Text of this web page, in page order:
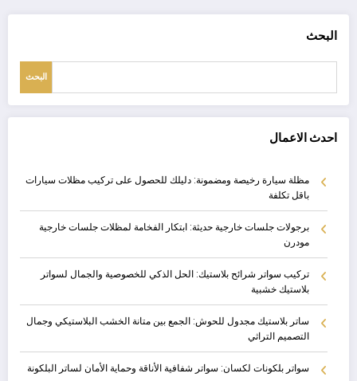
البحث
البحث
احدث الاعمال
مظلة سيارة رخيصة ومضمونة: دليلك للحصول على تركيب مظلات سيارات
باقل تكلفة
برجولات جلسات خارجية حديثة: ابتكار الفخامة لمظلات جلسات خارجية
مودرن
تركيب سواتر شرائح بلاستيك: الحل الذكي للخصوصية والجمال لسواتر
بلاستيك خشبية
ساتر بلاستيك مجدول للحوش: الجمع بين متانة الخشب البلاستيكي وجمال
التصميم التراثي
سواتر بلكونات لكسان: سواتر شفافية الأناقة وحماية الأمان لساتر البلكونة